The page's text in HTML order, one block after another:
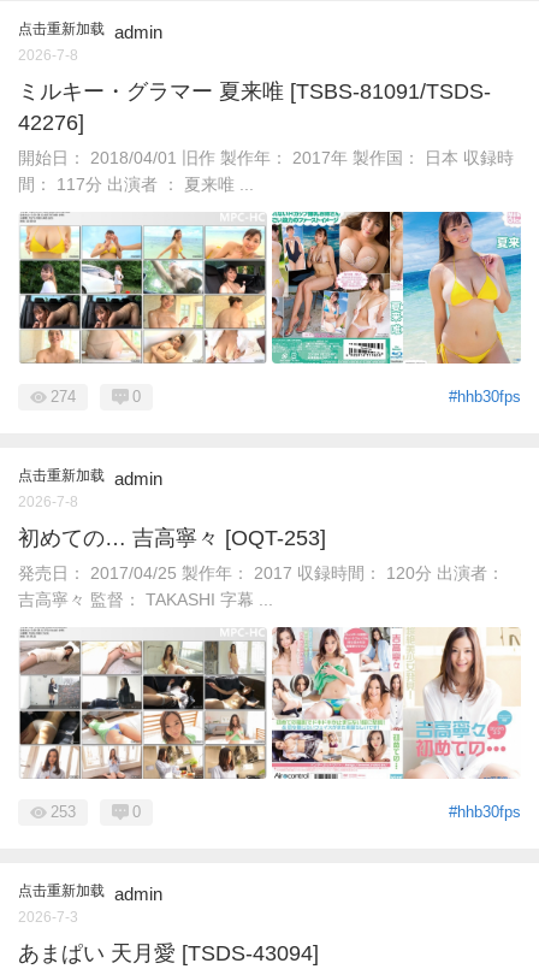
点击重新加载 admin
2026-7-8
ミルキー・グラマー 夏来唯 [TSBS-81091/TSDS-
42276]
開始日： 2018/04/01 旧作 製作年： 2017年 製作国： 日本 収録時
間： 117分 出演者 ： 夏来唯 ...
#hhb30fps
274 0
点击重新加载 admin
2026-7-8
初めての… 吉高寧々 [OQT-253]
発売日： 2017/04/25 製作年： 2017 収録時間： 120分 出演者：
吉高寧々 監督： TAKASHI 字幕 ...
#hhb30fps
253 0
点击重新加载 admin
2026-7-3
あまぱい 天月愛 [TSDS-43094]